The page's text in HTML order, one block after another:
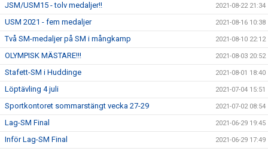
JSM/USM15 - tolv medaljer!! 2021-08-22 21:34
USM 2021 - fem medaljer 2021-08-16 10:38
Två SM-medaljer på SM i mångkamp 2021-08-10 22:12
OLYMPISK MÄSTARE!!! 2021-08-03 20:52
Stafett-SM i Huddinge 2021-08-01 18:40
Löptävling 4 juli 2021-07-04 15:51
Sportkontoret sommarstängt vecka 27-29 2021-07-02 08:54
Lag-SM Final 2021-06-29 19:45
Inför Lag-SM Final 2021-06-29 17:49